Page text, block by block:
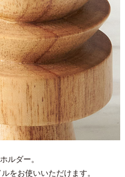
ルダー。
をお使いいただけます。